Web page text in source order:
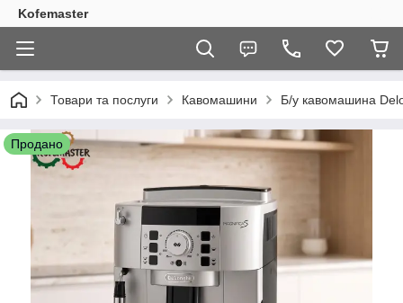
Kofemaster
Товари та послуги Кавомашини Б/у кавомашина
Продано